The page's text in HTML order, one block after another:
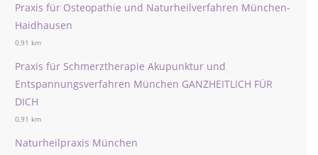
Praxis für Osteopathie und Naturheilverfahren München-
Haidhausen
0,91 km
Praxis für Schmerztherapie Akupunktur und
Entspannungsverfahren München GANZHEITLICH FÜR
DICH
0,91 km
Naturheilpraxis München